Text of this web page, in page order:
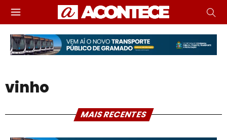
vinho
MAIS RECENTES